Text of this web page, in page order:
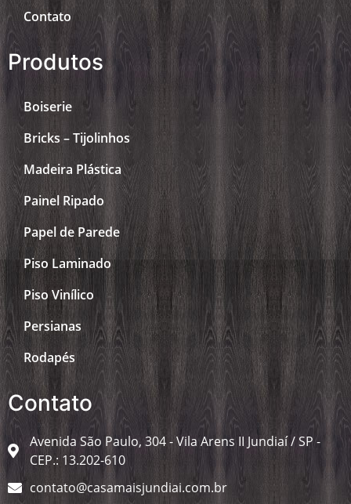
Contato
Produtos
Boiserie
Bricks – Tijolinhos
Madeira Plástica
Painel Ripado
Papel de Parede
Piso Laminado
Piso Vinílico
Persianas
Rodapés
Contato
Avenida São Paulo, 304 - Vila Arens II Jundiaí / SP -
CEP.: 13.202-610
contato@casamaisjundiai.com.br